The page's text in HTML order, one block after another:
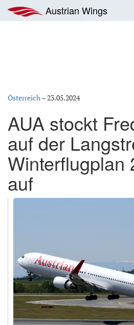
Inhalt
springen
Austrian Wings
Österreich–23.05.2024
AUA stockt
auf der
Winterflugplan
auf